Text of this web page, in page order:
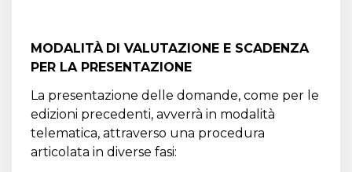
MODALITÀ DI VALUTAZIONE E SCADENZA
PER LA PRESENTAZIONE
La presentazione delle domande, come per le
edizioni precedenti, avverrà in modalità
telematica, attraverso una procedura
articolata in diverse fasi: